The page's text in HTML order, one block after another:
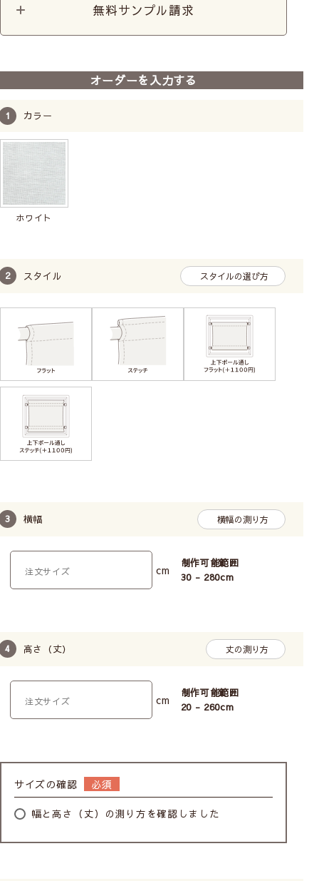
帝人フロンティア開発のレースの特殊生地「涼しやΩ」
【試験方法】：遮熱性試験（カケンレフランプ（インテリ
ア）法）
試験では、熱線受光体の上にカーテン生地とガラス板を重
ね、約50cmの距離からランプを15分間照射。サーモカメラ
で温度上昇を測定し、カーテンあり・なしで比較して遮熱率
【試験結果】
度の上昇をどれだけ抑えられるかを示す指標です。比較の結
果、「朝涼」は7.9℃温度上昇を抑えていることがわかりま
す。
レースカーテンの透け感の比較
Class１
透け感あり／人の表情や人の動作がわかる
やや透け感あり／人の輪郭が見える
ほぼ透け感なし／わずかに人の気配を感じる
透け感はない／部屋に人が居るのがわからない
レースでもぼんやりとシルエットがわかる場合がありま
お選びいただける縫製タイプ
モダンな雰囲気にしたい
ダブルシェード(ラグ
シェード幕体
無料サンプル請求
オーダーを入力する
カラー
ホワイト
スタイル スタイルの選び方
横幅 横幅の測り方
cm
制作可能範囲
30 - 280cm
高さ（丈） 丈の測り方
cm
制作可能範囲
20 - 260cm
サイズの確認
幅と高さ（丈）の測り方を確認しました